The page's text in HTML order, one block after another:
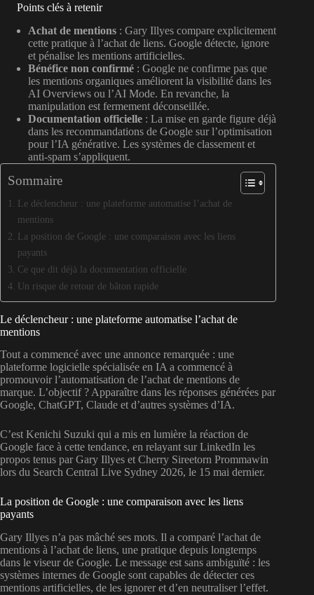
Points clés à retenir
Achat de mentions : Gary Illyes compare explicitement
cette pratique à l’achat de liens. Google détecte, ignore
et pénalise les mentions artificielles.
Bénéfice non confirmé : Google ne confirme pas que
les mentions organiques améliorent la visibilité dans les
AI Overviews ou l’AI Mode. En revanche, la
manipulation est fermement déconseillée.
Documentation officielle : La mise en garde figure déjà
dans les recommandations de Google sur l’optimisation
pour l’IA générative. Les systèmes de classement et
anti-spam s’appliquent.
Sommaire
Le déclencheur : une plateforme automatise l’achat de
mentions
La position de Google : une comparaison avec les liens
payants
Ce que dit déjà la documentation officielle
Un risque de retour de bâton rapide
Le déclencheur : une plateforme automatise l’achat de
mentions
Tout a commencé avec une annonce remarquée : une
plateforme logicielle spécialisée en IA a commencé à
promouvoir l’automatisation de l’achat de mentions de
marque. L’objectif ? Apparaître dans les réponses générées par
Google, ChatGPT, Claude et d’autres systèmes d’IA.
C’est Kenichi Suzuki qui a mis en lumière la réaction de
Google face à cette tendance, en relayant sur LinkedIn les
propos tenus par Gary Illyes et Cherry Sireetorn Prommawin
lors du Search Central Live Sydney 2026, le 15 mai dernier.
La position de Google : une comparaison avec les liens
payants
Gary Illyes n’a pas mâché ses mots. Il a comparé l’achat de
mentions à l’achat de liens, une pratique depuis longtemps
dans le viseur de Google. Le message est sans ambiguïté : les
systèmes internes de Google sont capables de détecter ces
mentions artificielles, de les ignorer et d’en neutraliser l’effet.